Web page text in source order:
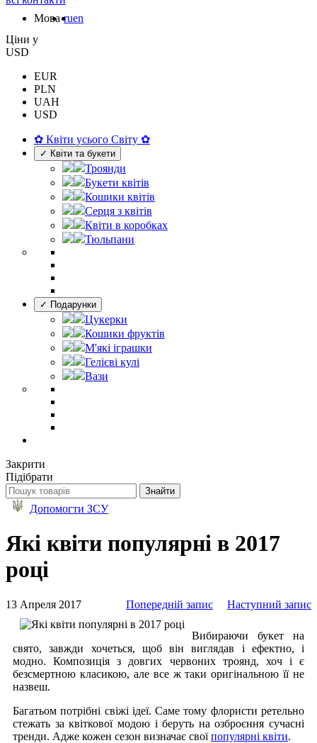
Мова ruen
Цiни у
USD
EUR
PLN
UAH
USD
✿ Квіти усього Світу ✿
✓ Квіти та букети
Троянди
Букети квітів
Кошики квітів
Серця з квітів
Квіти в коробках
Тюльпани
✓ Подарунки
Цукерки
Кошики фруктів
М'які іграшки
Гелієві кулі
Вази
Закрити
Підібрати
Допомогти ЗСУ
Які квіти популярні в 2017
році
Попередній запис Наступний запис
13 Апреля 2017
Вибираючи букет на
свято, завжди хочеться, щоб він виглядав і ефектно, і
модно. Композиція з довгих червоних троянд, хоч і є
безсмертною класикою, але все ж таки оригінальною її не
назвеш.
Багатьом потрібні свіжі ідеї. Саме тому флористи ретельно
стежать за квіткової модою і беруть на озброєння сучасні
тренди. Адже кожен сезон визначає своїпопулярні квіти.